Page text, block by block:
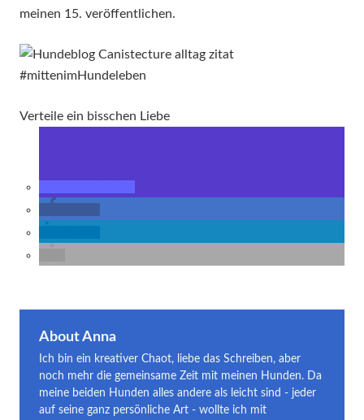
meinen 15. veröffentlichen.
Verteile ein bisschen Liebe
About Anna
Ich bin ein kreativer Chaot, liebe das Schreiben, aber
noch mehr die gemeinsame Zeit mit meinen Hunden. Da
meine beiden Hunden alles andere als leicht sind - jeder
auf seine ganz persönliche Art - wollte ich mit